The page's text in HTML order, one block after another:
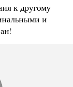
к другому
и